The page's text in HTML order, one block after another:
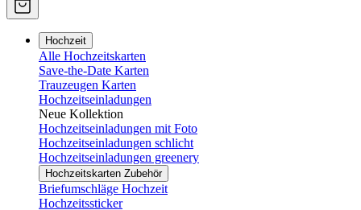
Hochzeit
Alle Hochzeitskarten
Save-the-Date Karten
Trauzeugen Karten
Hochzeitseinladungen
Neue Kollektion
Hochzeitseinladungen mit Foto
Hochzeitseinladungen schlicht
Hochzeitseinladungen greenery
Hochzeitskarten Zubehör
Briefumschläge Hochzeit
Hochzeitssticker